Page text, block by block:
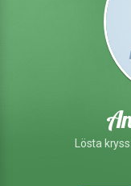
Lösta